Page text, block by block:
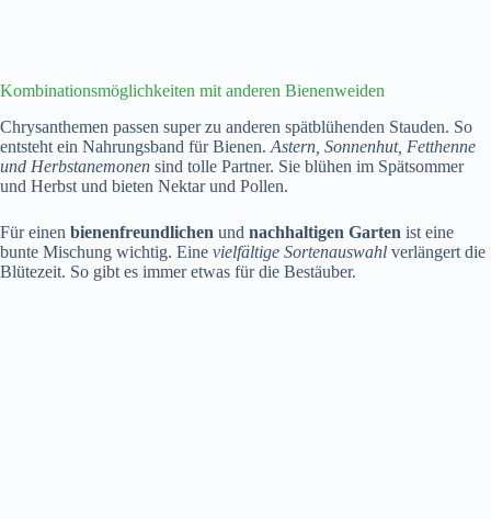
Kombinationsmöglichkeiten mit anderen Bienenweiden
Chrysanthemen passen super zu anderen spätblühenden Stauden. So
entsteht ein Nahrungsband für Bienen. Astern, Sonnenhut, Fetthenne
und Herbstanemonen sind tolle Partner. Sie blühen im Spätsommer
und Herbst und bieten Nektar und Pollen.
Für einen bienenfreundlichen und nachhaltigen Garten ist eine
bunte Mischung wichtig. Eine vielfältige Sortenauswahl verlängert die
Blütezeit. So gibt es immer etwas für die Bestäuber.